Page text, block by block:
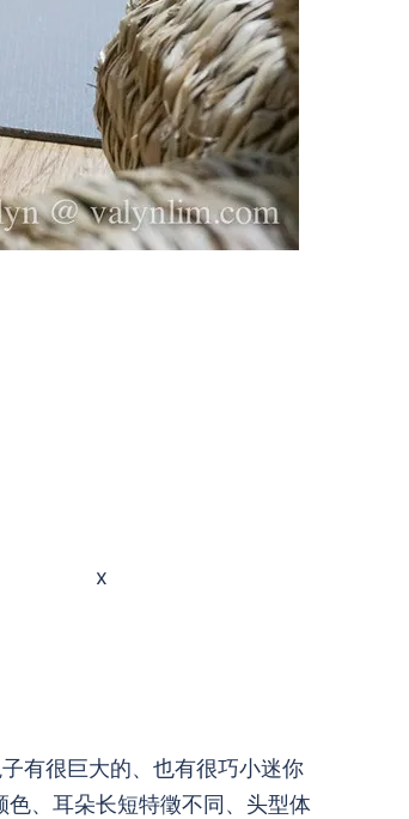
有很巨大的、也有很巧小迷你
、耳朵长短特徵不同、头型体